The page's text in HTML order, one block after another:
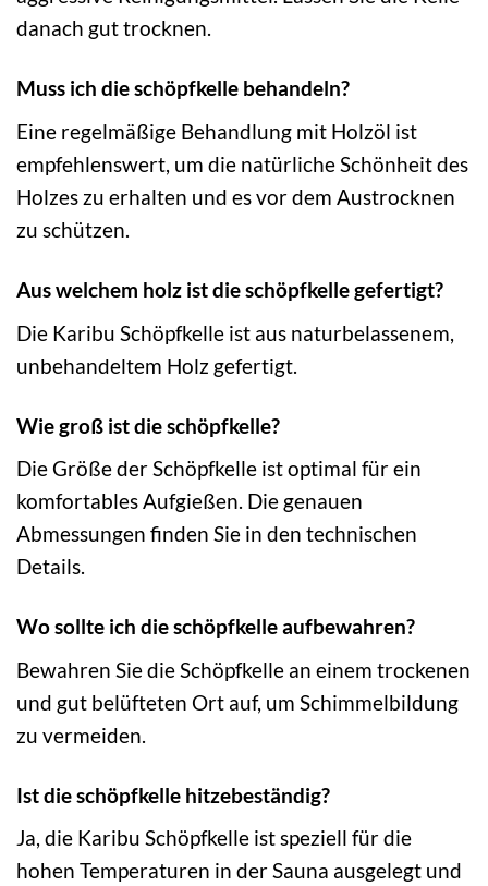
danach gut trocknen.
Muss ich die schöpfkelle behandeln?
Eine regelmäßige Behandlung mit Holzöl ist
empfehlenswert, um die natürliche Schönheit des
Holzes zu erhalten und es vor dem Austrocknen
zu schützen.
Aus welchem holz ist die schöpfkelle gefertigt?
Die Karibu Schöpfkelle ist aus naturbelassenem,
unbehandeltem Holz gefertigt.
Wie groß ist die schöpfkelle?
Die Größe der Schöpfkelle ist optimal für ein
komfortables Aufgießen. Die genauen
Abmessungen finden Sie in den technischen
Details.
Wo sollte ich die schöpfkelle aufbewahren?
Bewahren Sie die Schöpfkelle an einem trockenen
und gut belüfteten Ort auf, um Schimmelbildung
zu vermeiden.
Ist die schöpfkelle hitzebeständig?
Ja, die Karibu Schöpfkelle ist speziell für die
hohen Temperaturen in der Sauna ausgelegt und